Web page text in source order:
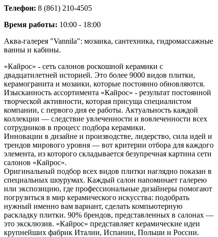
Телефон: 8 (861) 210-4505
Время работы: 10:00 - 18:00
Аква-галерея "Vannila": мозаика, сантехника, гидромассажные
ванны и кабины.
«Кайрос» - сеть салонов роскошной керамики с
двадцатилетней историей. Это более 9000 видов плитки,
керамогранита и мозаики, которые постоянно обновляются.
Изысканность ассортимента «Кайрос» - результат постоянной
творческой активности, которая присуща специалистом
компании, с первого дня ее работы. Актуальность каждой
коллекции — следствие увлеченности и вовлеченности всех
сотрудников в процесс подбора керамики.
Инновации в дизайне и производстве, лидерство, сила идей и
трендов мирового уровня — вот критерии отбора для каждого
элемента, из которого складывается безупречная картина сети
салонов «Кайрос».
Оригинальный подбор всех видов плитки наглядно показан в
специальных шоурумах. Каждый салон напоминает галерею
или экспозицию, где профессиональные дизайнеры помогают
погрузиться в мир керамического искусства: подобрать
нужный именно вам вариант, сделать компьютерную
раскладку плитки. 90% брендов, представленных в салонах —
это эксклюзив. «Кайрос» представляет керамические идеи
крупнейших фабрик Италии, Испании, Польши и России.